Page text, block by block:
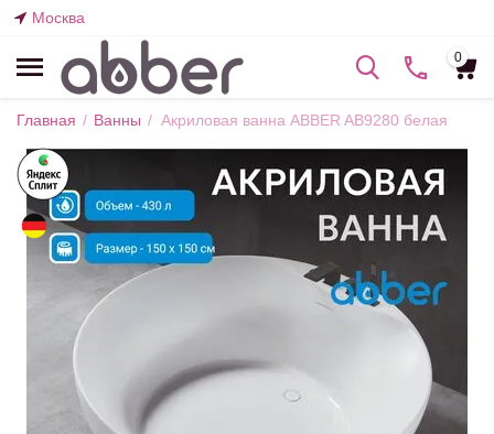
Москва
0
Главная / Ванны / Акриловая ванна ABBER AB9280 белая